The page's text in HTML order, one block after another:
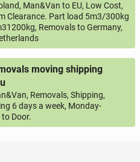
Man&Van to EU, Low Cost,
Clearance. Part load 5m3/300kg
Removals to Germany,
moving shipping
Removals, Shipping,
6 days a week, Monday-
Door.